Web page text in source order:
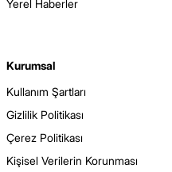
Yerel Haberler
Kurumsal
Kullanım Şartları
Gizlilik Politikası
Çerez Politikası
Kişisel Verilerin Korunması